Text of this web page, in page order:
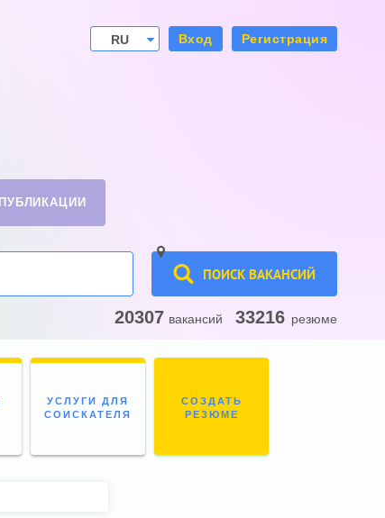
RU
Вход Регистрация
ПУБЛИКАЦИИ
ПОИСК ВАКАНСИЙ
20307 вакансий 33216 резюме
УСЛУГИ ДЛЯ
СОИСКАТЕЛЯ
СОЗДАТЬ
РЕЗЮМЕ